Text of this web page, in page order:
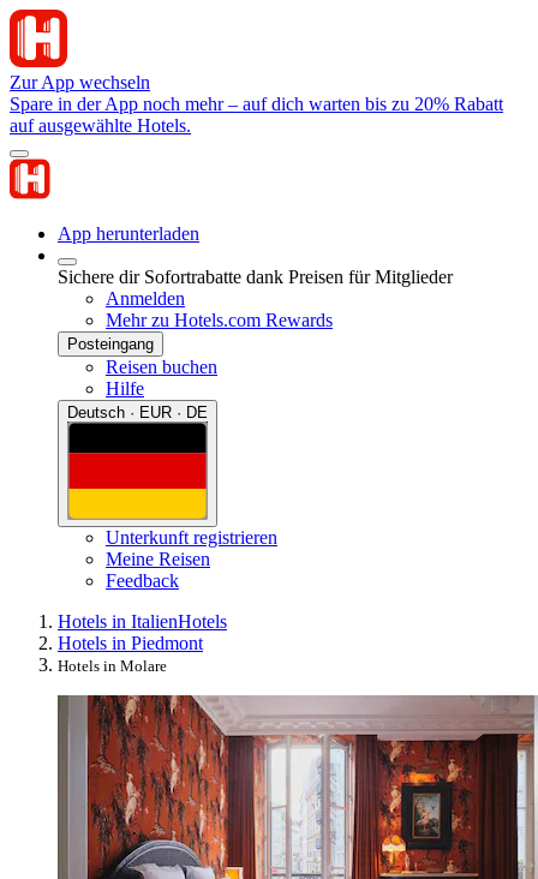
Zur App wechseln
Spare in der App noch mehr – auf dich warten bis zu 20% Rabatt
auf ausgewählte Hotels.
App herunterladen
Sichere dir Sofortrabatte dank Preisen für Mitglieder
Anmelden
Mehr zu Hotels.com Rewards
Posteingang
Reisen buchen
Hilfe
Deutsch · EUR · DE
Unterkunft registrieren
Meine Reisen
Feedback
Hotels in ItalienHotels
Hotels in Piedmont
Hotels in Molare